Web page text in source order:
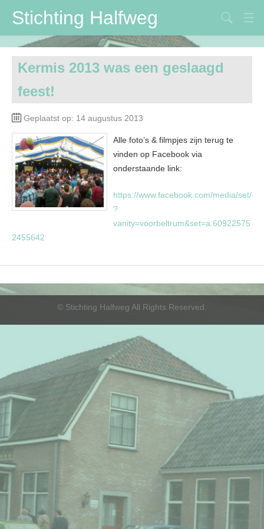
Stichting Halfweg
Stichting Halfweg
Volksfeestvereniging
DVV
Maïspotters
Verbouwing
Contactpersonen
Kermis 2013 was een geslaagd
feest!
Geplaatst op: 14 augustus 2013
Alle foto’s & filmpjes zijn terug te
vinden op Facebook via
onderstaande link:
https://www.facebook.com/media/set/
?
vanity=voorbeltrum&set=a.60922575
2455642
© Stichting Halfweg All Rights Reserved.